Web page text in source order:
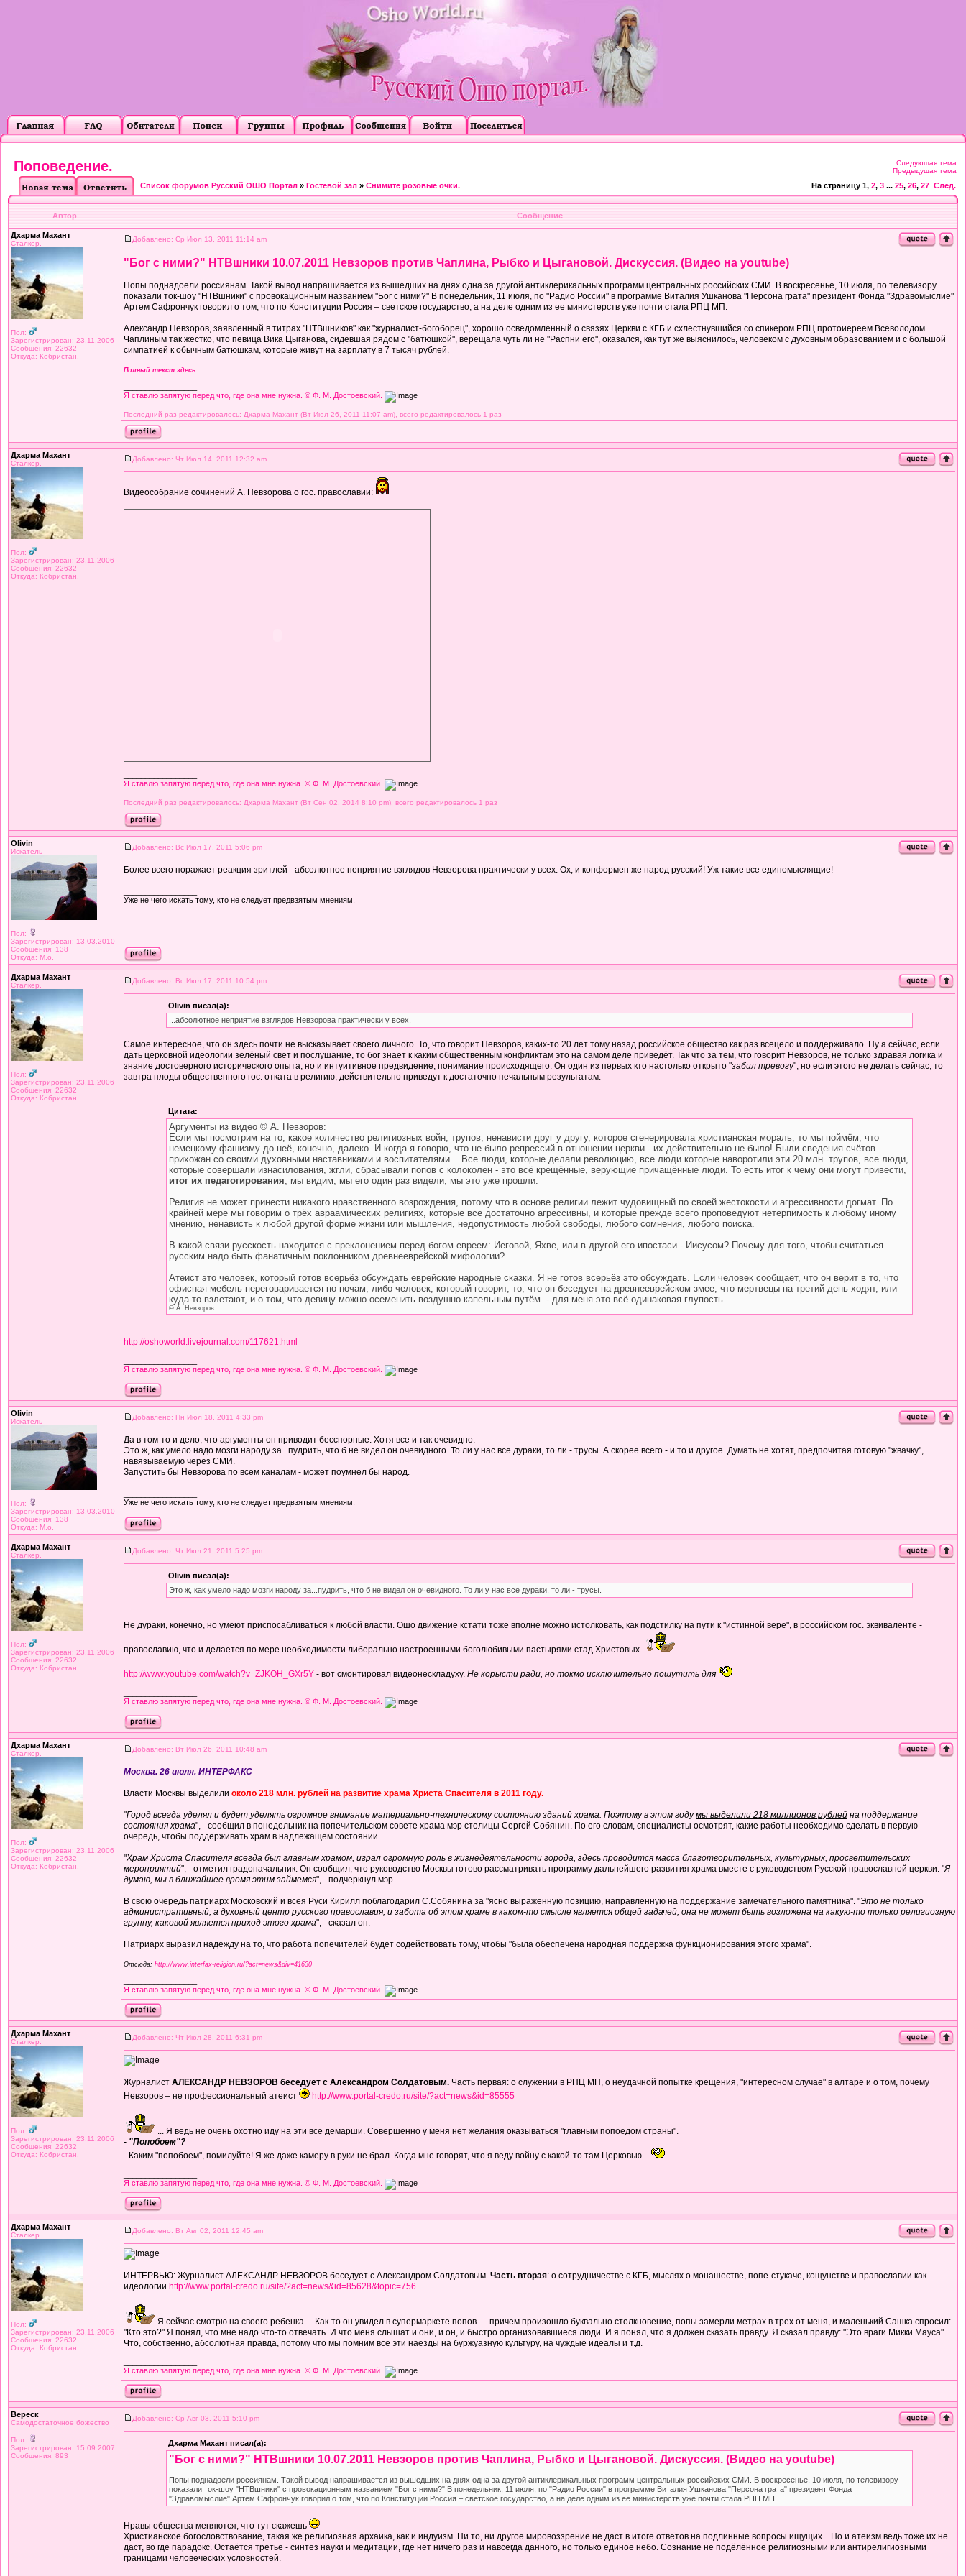
Поповедение.
Следующая тема
Предыдущая тема
Список форумов Русский ОШО Портал » Гостевой зал » Снимите розовые очки. На страницу 1, 2, 3 ... 25, 26, 27 След.
Автор Сообщение
Дхарма Махант
Сталкер.
Пол:
Зарегистрирован: 23.11.2006
Сообщения: 22632
Откуда: Кобристан.
Добавлено: Ср Июл 13, 2011 11:14 am
"Бог с ними?" НТВшники 10.07.2011 Невзоров против Чаплина, Рыбко и Цыгановой. Дискуссия. (Видео на youtube)
Попы поднадоели россиянам. Такой вывод напрашивается из вышедших на днях одна за другой антиклерикальных программ центральных российских СМИ. В воскресенье, 10 июля, по телевизору
показали ток-шоу "НТВшники" с провокационным названием "Бог с ними?" В понедельник, 11 июля, по "Радио России" в программе Виталия Ушканова "Персона грата" президент Фонда "Здравомыслие"
Артем Сафрончук говорил о том, что по Конституции Россия – светское государство, а на деле одним из ее министерств уже почти стала РПЦ МП.
Александр Невзоров, заявленный в титрах "НТВшников" как "журналист-богоборец", хорошо осведомленный о связях Церкви с КГБ и схлестнувшийся со спикером РПЦ протоиереем Всеволодом
Чаплиным так жестко, что певица Вика Цыганова, сидевшая рядом с "батюшкой", верещала чуть ли не "Распни его", оказался, как тут же выяснилось, человеком с духовным образованием и с большой
симпатией к обычным батюшкам, которые живут на зарплату в 7 тысяч рублей.
Полный текст здесь
Я ставлю запятую перед что, где она мне нужна. © Ф. М. Достоевский.
Последний раз редактировалось: Дхарма Махант (Вт Июл 26, 2011 11:07 am), всего редактировалось 1 раз
Дхарма Махант
Сталкер.
Пол:
Зарегистрирован: 23.11.2006
Сообщения: 22632
Откуда: Кобристан.
Добавлено: Чт Июл 14, 2011 12:32 am
Видеособрание сочинений А. Невзорова о гос. православии:
Я ставлю запятую перед что, где она мне нужна. © Ф. М. Достоевский.
Последний раз редактировалось: Дхарма Махант (Вт Сен 02, 2014 8:10 pm), всего редактировалось 1 раз
Olivin
Искатель
Пол:
Зарегистрирован: 13.03.2010
Сообщения: 138
Откуда: М.о.
Добавлено: Вс Июл 17, 2011 5:06 pm
Более всего поражает реакция зритлей - абсолютное неприятие взглядов Невзорова практически у всех. Ох, и конформен же народ русский! Уж такие все единомыслящие!
Уже не чего искать тому, кто не следует предвзятым мнениям.
Дхарма Махант
Сталкер.
Пол:
Зарегистрирован: 23.11.2006
Сообщения: 22632
Откуда: Кобристан.
Добавлено: Вс Июл 17, 2011 10:54 pm
Olivin писал(а):
...абсолютное неприятие взглядов Невзорова практически у всех.
Самое интересное, что он здесь почти не высказывает своего личного. То, что говорит Невзоров, каких-то 20 лет тому назад российское общество как раз всецело и поддерживало. Ну а сейчас, если
дать церковной идеологии зелёный свет и послушание, то бог знает к каким общественным конфликтам это на самом деле приведёт. Так что за тем, что говорит Невзоров, не только здравая логика и
знание достоверного исторического опыта, но и интуитивное предвидение, понимание происходящего. Он один из первых кто настолько открыто "забил тревогу", но если этого не делать сейчас, то
завтра плоды общественного гос. отката в религию, действительно приведут к достаточно печальным результатам.
Цитата:
Аргументы из видео © А. Невзоров:
Если мы посмотрим на то, какое количество религиозных войн, трупов, ненависти друг у другу, которое сгенерировала христианская мораль, то мы поймём, что
немецкому фашизму до неё, конечно, далеко. И когда я говорю, что не было репрессий в отношении церкви - их действительно не было! Были сведения счётов
прихожан со своими духовными наставниками и воспитателями... Все люди, которые делали революцию, все люди которые наворотили эти 20 млн. трупов, все люди,
которые совершали изнасилования, жгли, сбрасывали попов с колоколен - это всё крещённые, верующие причащённые люди. То есть итог к чему они могут привести,
итог их педагогирования, мы видим, мы его один раз видели, мы это уже прошли.
Религия не может принести никакого нравственного возрождения, потому что в основе религии лежит чудовищный по своей жестокости и агрессивности догмат. По
крайней мере мы говорим о трёх авраамических религиях, которые все достаточно агрессивны, и которые прежде всего проповедуют нетерпимость к любому иному
мнению, ненависть к любой другой форме жизни или мышления, недопустимость любой свободы, любого сомнения, любого поиска.
В какой связи русскость находится с преклонением перед богом-евреем: Иеговой, Яхве, или в другой его ипостаси - Иисусом? Почему для того, чтобы считаться
русским надо быть фанатичным поклонником древнееврейской мифологии?
Атеист это человек, который готов всерьёз обсуждать еврейские народные сказки. Я не готов всерьёз это обсуждать. Если человек сообщает, что он верит в то, что
офисная мебель переговаривается по ночам, либо человек, который говорит, то, что он беседует на древнееврейском змее, что мертвецы на третий день ходят, или
куда-то взлетают, и о том, что девицу можно осеменить воздушно-капельным путём. - для меня это всё одинаковая глупость
© А. Невзоров
http://oshoworld.livejournal.com/117621.html
Я ставлю запятую перед что, где она мне нужна. © Ф. М. Достоевский.
Olivin
Искатель
Пол:
Зарегистрирован: 13.03.2010
Сообщения: 138
Откуда: М.о.
Добавлено: Пн Июл 18, 2011 4:33 pm
Да в том-то и дело, что аргументы он приводит бесспорные. Хотя все и так очевидно.
Это ж, как умело надо мозги народу за...пудрить, что б не видел он очевидного. То ли у нас все дураки, то ли - трусы. А скорее всего - и то и другое. Думать не хотят, предпочитая готовую "жвачку",
навязываемую через СМИ.
Запустить бы Невзорова по всем каналам - может поумнел бы народ.
Уже не чего искать тому, кто не следует предвзятым мнениям.
Дхарма Махант
Сталкер.
Пол:
Зарегистрирован: 23.11.2006
Сообщения: 22632
Откуда: Кобристан.
Добавлено: Чт Июл 21, 2011 5:25 pm
Olivin писал(а):
Это ж, как умело надо мозги народу за...пудрить, что б не видел он очевидного. То ли у нас все дураки, то ли - трусы.
Не дураки, конечно, но умеют приспосабливаться к любой власти. Ошо движение кстати тоже вполне можно истолковать, как подстилку на пути к "истинной вере", в российском гос. эквиваленте -
православию, что и делается по мере необходимости либерально настроенными боголюбивыми пастырями стад Христовых.
http://www.youtube.com/watch?v=ZJKOH_GXr5Y - вот смонтировал видеонескладуху. Не корысти ради, но токмо исключительно пошутить для
Я ставлю запятую перед что, где она мне нужна. © Ф. М. Достоевский.
Дхарма Махант
Сталкер.
Пол:
Зарегистрирован: 23.11.2006
Сообщения: 22632
Откуда: Кобристан.
Добавлено: Вт Июл 26, 2011 10:48 am
Москва. 26 июля. ИНТЕРФАКС
Власти Москвы выделили около 218 млн. рублей на развитие храма Христа Спасителя в 2011 году.
"Город всегда уделял и будет уделять огромное внимание материально-техническому состоянию зданий храма. Поэтому в этом годумы выделили 218 миллионов рублей на поддержание
состояния храма", - сообщил в понедельник на попечительском совете храма мэр столицы Сергей Собянин. По его словам, специалисты осмотрят, какие работы необходимо сделать в первую
очередь, чтобы поддерживать храм в надлежащем состоянии.
"Храм Христа Спасителя всегда был главным храмом, играл огромную роль в жизнедеятельности города, здесь проводится масса благотворительных, культурных, просветительских
мероприятий", - отметил градоначальник. Он сообщил, что руководство Москвы готово рассматривать программу дальнейшего развития храма вместе с руководством Русской православной церкви. "Я
думаю, мы в ближайшее время этим займемся", - подчеркнул мэр.
В свою очередь патриарх Московский и всея Руси Кирилл поблагодарил С.Собянина за "ясно выраженную позицию, направленную на поддержание замечательного памятника". "Это не только
административный, а духовный центр русского православия, и забота об этом храме в каком-то смысле является общей задачей, она не может быть возложена на какую-то только религиозную
группу, каковой является приход этого храма", - сказал он.
Патриарх выразил надежду на то, что работа попечителей будет содействовать тому, чтобы "была обеспечена народная поддержка функционирования этого храма".
Отсюда: http://www.interfax-religion.ru/?act=news&div=41630
Я ставлю запятую перед что, где она мне нужна. © Ф. М. Достоевский.
Дхарма Махант
Сталкер.
Пол:
Зарегистрирован: 23.11.2006
Сообщения: 22632
Откуда: Кобристан.
Добавлено: Чт Июл 28, 2011 6:31 pm
Журналист АЛЕКСАНДР НЕВЗОРОВ беседует с Александром Солдатовым. Часть первая: о служении в РПЦ МП, о неудачной попытке крещения, "интересном случае" в алтаре и о том, почему
Невзоров – не профессиональный атеист
http://www.portal-credo.ru/site/?act=news&id=85555
... Я ведь не очень охотно иду на эти все демарши. Совершенно у меня нет желания оказываться "главным попоедом страны".
- "Попобоем"?
- Каким "попобоем", помилуйте! Я же даже камеру в руки не брал. Когда мне говорят, что я веду войну с какой-то там Церковью...
Я ставлю запятую перед что, где она мне нужна. © Ф. М. Достоевский.
Дхарма Махант
Сталкер.
Пол:
Зарегистрирован: 23.11.2006
Сообщения: 22632
Откуда: Кобристан.
Добавлено: Вт Авг 02, 2011 12:45 am
ИНТЕРВЬЮ: Журналист АЛЕКСАНДР НЕВЗОРОВ беседует с Александром Солдатовым. Часть вторая: о сотрудничестве с КГБ, мыслях о монашестве, попе-стукаче, кощунстве и православии как
идеологии http://www.portal-credo.ru/site/?act=news&id=85628&topic=756
Я сейчас смотрю на своего ребенка… Как-то он увидел в супермаркете попов — причем произошло буквально столкновение, попы замерли метрах в трех от меня, и маленький Сашка спросил:
"Кто это?" Я понял, что мне надо что-то отвечать. И что меня слышат и они, и он, и быстро организовавшиеся люди. И я понял, что я должен сказать правду. Я сказал правду: "Это враги Микки Мауса".
Что, собственно, абсолютная правда, потому что мы помним все эти наезды на буржуазную культуру, на чуждые идеалы и т.д.
Я ставлю запятую перед что, где она мне нужна. © Ф. М. Достоевский.
Вереск
Самодостаточное божество
Пол:
Зарегистрирован: 15.09.2007
Сообщения: 893
Добавлено: Ср Авг 03, 2011 5:10 pm
Дхарма Махант писал(а):
"Бог с ними?" НТВшники 10.07.2011 Невзоров против Чаплина, Рыбко и Цыгановой. Дискуссия. (Видео на youtube)
Попы поднадоели россиянам. Такой вывод напрашивается из вышедших на днях одна за другой антиклерикальных программ центральных российских СМИ. В воскресенье, 10 июля, по телевизору
показали ток-шоу "НТВшники" с провокационным названием "Бог с ними?" В понедельник, 11 июля, по "Радио России" в программе Виталия Ушканова "Персона грата" президент Фонда
"Здравомыслие" Артем Сафрончук говорил о том, что по Конституции Россия – светское государство, а на деле одним из ее министерств уже почти стала РПЦ МП.
Нравы общества меняются, что тут скажешь
Христианское богословствование, такая же религиозная архаика, как и индуизм. Ни то, ни другое мировоззрение не даст в итоге ответов на подлинные вопросы ищущих... Но и атеизм ведь тоже их не
даст, во где парадокс. Остаётся третье - синтез науки и медитации, где нет ничего раз и навсегда данного, но только единое небо. Сознание не подёлённое религиозными или антирелигиозными
границами человеческих условностей.